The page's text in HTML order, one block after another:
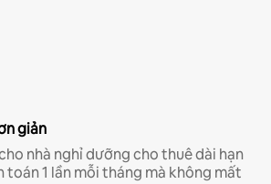
giản
nhà nghỉ dưỡng cho thuê dài hạn
toán 1 lần mỗi tháng mà không mất